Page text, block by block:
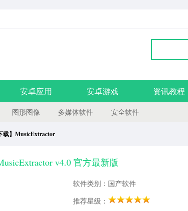
安卓应用 安卓游戏 资讯教程
图形图像 多媒体软件 安全软件
载】MusicExtractor
v4.0 官方最新版
软件类别：国产软件
推荐星级：